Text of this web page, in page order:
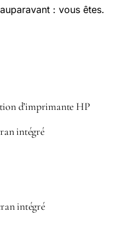
: vous êtes.
d’imprimante HP
intégré
intégré